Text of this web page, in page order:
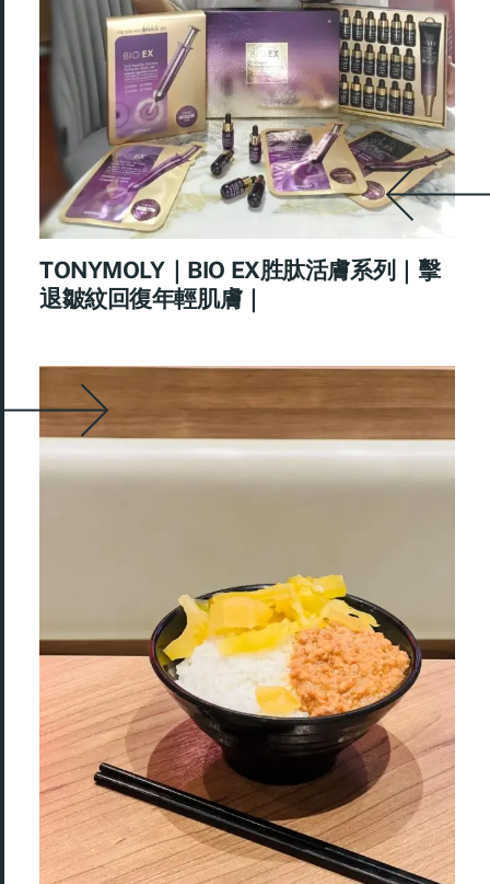
TONYMOLY｜BIO EX胜肽活膚系列｜擊
退皺紋回復年輕肌膚｜